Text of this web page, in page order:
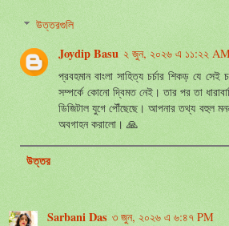
উত্তরগুলি
Joydip Basu ২ জুন, ২০২৬ এ ১১:২২
প্রবহমান বাংলা সাহিত্য চর্চার শিকড় যে সেই
সম্পর্কে কোনো দ্বিমত নেই। তার পর তা
ডিজিটাল যুগে পৌঁছেছে। আপনার তথ্য বহুল
অবগাহন করালো। 🙏
উত্তর
Sarbani Das ৩ জুন, ২০২৬ এ ৬:৪৭ PM